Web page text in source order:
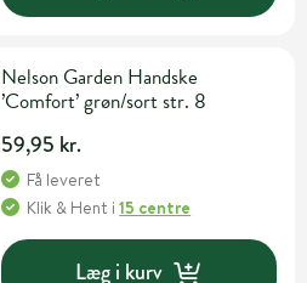
Nelson Garden Handske
’Comfort’ grøn/sort str. 8
59,95 kr.
Få leveret
Klik & Hent i15 centre
Læg i kurv